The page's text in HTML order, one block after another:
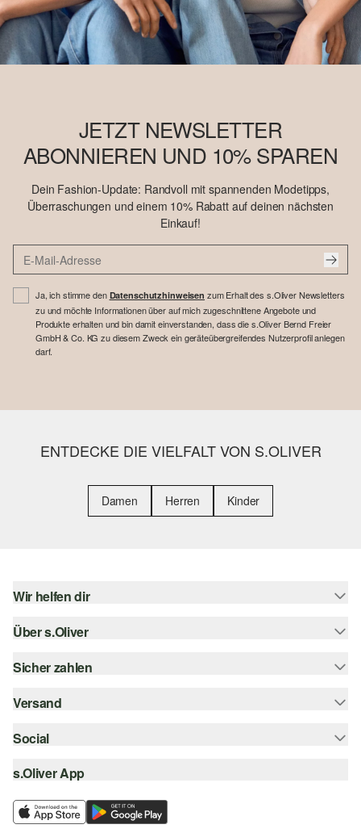
JETZT NEWSLETTER
ABONNIEREN UND 10% SPAREN
Dein Fashion-Update: Randvoll mit spannenden Modetipps,
Überraschungen und einem 10% Rabatt auf deinen nächsten
Einkauf!
Ja, ich stimme den Datenschutzhinweisen zum Erhalt des s.Oliver Newsletters
zu und möchte Informationen über auf mich zugeschnittene Angebote und
Produkte erhalten und bin damit einverstanden, dass die s.Oliver Bernd Freier
GmbH & Co. KG zu diesem Zweck ein geräteübergreifendes Nutzerprofil anlegen
darf.
ENTDECKE DIE VIELFALT VON S.OLIVER
Damen Herren Kinder
Wir helfen dir
Hilfe & FAQ
Größenberatung
Über s.Oliver
Newsletter
s.Oliver Card
Wunschliste
Nachhaltigkeit
Sicher zahlen
Rechnung
Kreditkarte
Klarna
Versand
Sendungsverfolgung
SwissPost
My Post 24
Social
instagram
facebook
s.Oliver App